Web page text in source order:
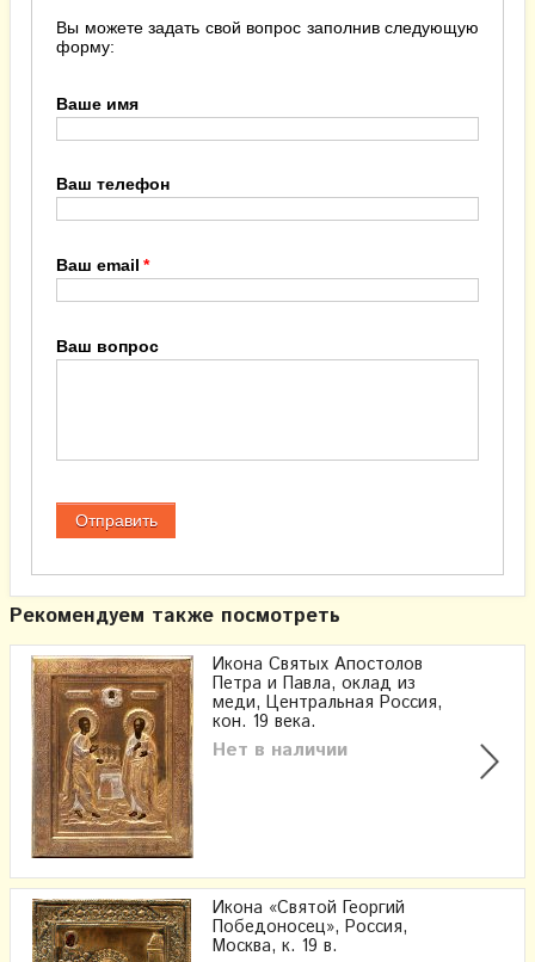
Вы можете задать свой вопрос заполнив следующую
форму:
Ваше имя
Ваш телефон
Ваш email
Ваш вопрос
Рекомендуем также посмотреть
Икона Святых Апостолов
Петра и Павла, оклад из
меди, Центральная Россия,
кон. 19 века.
Нет в наличии
Икона «Святой Георгий
Победоносец», Россия,
Москва, к. 19 в.